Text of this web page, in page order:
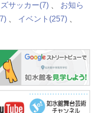
サッカー(7)
お知ら
イベント (257)